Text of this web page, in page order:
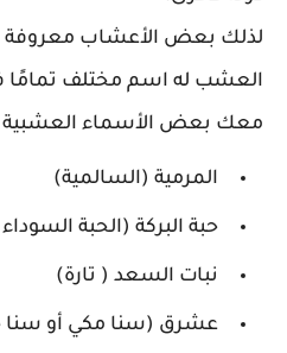
لذلك بعض الأعشاب
العشب له اسم مختلف تمامًا
معك بعض الأسماء العشبية
المرمية (السالمية)
حبة البركة (الحبة
نبات السعد ( تارة)
عشرق (سنا مكي أو سنا